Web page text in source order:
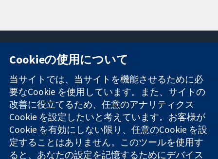
信頼できるエビ
デンスと
情報に基づく意
思決定により
健康のさらなる
向上へ
11-13 Cavendish
Square
London
W1G 0AN
United Kingdom
お問い合わせ
ニュース
広報
コクランにつ
いて
採用
Cochrane
Library
Cookieの使用について
当サイトでは、当サイトを機能させるために必
要なCookie を使用しています。また、サイトの
改善に役立てるため、任意のアナリティクス
Cookie を設定したいと考えています。お客様が
Cookie を有効にしない限り、任意のCookie を設
定することはありません。このツールを使用す
ると、あなたの設定を記憶するためにデバイス